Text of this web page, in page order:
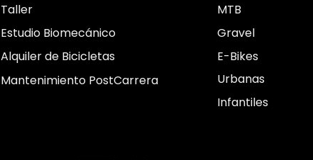
Taller
Estudio Biomecánico
Alquiler de Bicicletas
Mantenimiento PostCarrera
MTB
Gravel
E-Bikes
Urbanas
Infantiles